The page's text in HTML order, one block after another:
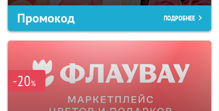
Промокод ПОДРОБНЕЕ
-20%